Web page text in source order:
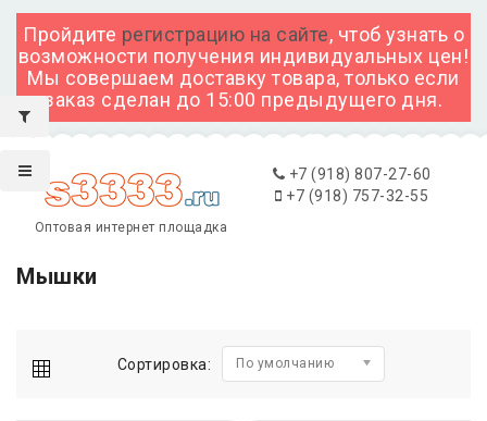
Пройдите регистрацию на сайте, чтоб узнать о
возможности получения индивидуальных цен!
Мы совершаем доставку товара, только если
заказ сделан до 15:00 предыдущего дня.
Оптовая интернет площадка
+7 (918) 807-27-60
+7 (918) 757-32-55
Мышки
Сортировка: По умолчанию